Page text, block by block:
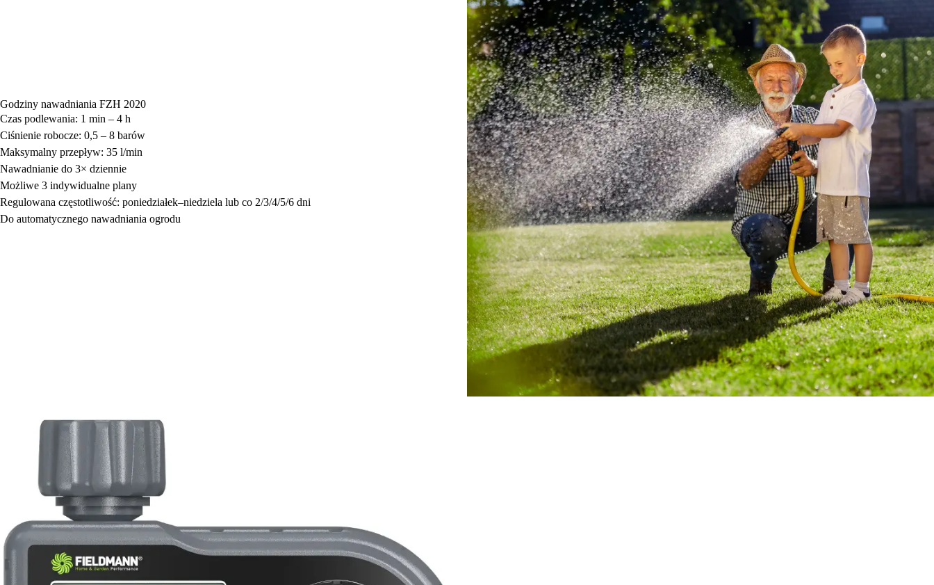
Godziny nawadniania FZH 2020
Czas podlewania: 1 min – 4 h
Ciśnienie robocze: 0,5 – 8 barów
Maksymalny przepływ: 35 l/min
Nawadnianie do 3× dziennie
Możliwe 3 indywidualne plany
Regulowana częstotliwość: poniedziałek–niedziela lub co 2/3/4/5/6 dni
Do automatycznego nawadniania ogrodu